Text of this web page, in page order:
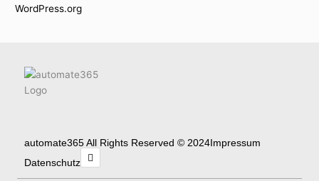
WordPress.org
automate365 All Rights Reserved © 2024Impressum
Datenschutz
L
i